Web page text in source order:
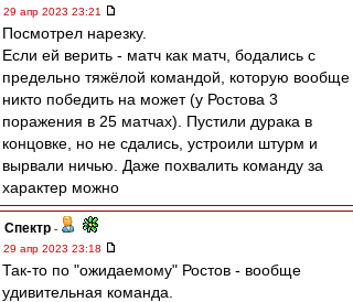
29 апр 2023 23:21
Посмотрел нарезку.
Если ей верить - матч как матч, бодались с
предельно тяжёлой командой, которую вообще
никто победить на может (у Ростова 3
поражения в 25 матчах). Пустили дурака в
концовке, но не сдались, устроили штурм и
вырвали ничью. Даже похвалить команду за
характер можно
Спектр -
29 апр 2023 23:18
Так-то по "ожидаемому" Ростов - вообще
удивительная команда.